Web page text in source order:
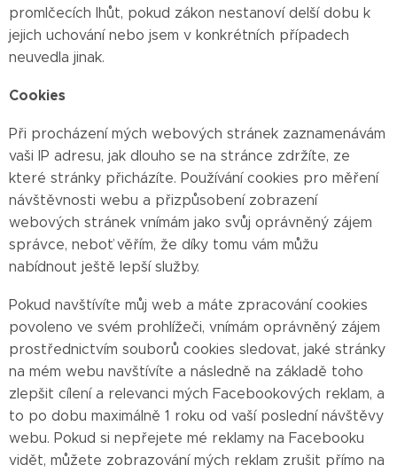
promlčecích lhůt, pokud zákon nestanoví delší dobu k
jejich uchování nebo jsem v konkrétních případech
neuvedla jinak.
Cookies
Při procházení mých webových stránek zaznamenávám
vaši IP adresu, jak dlouho se na stránce zdržíte, ze
které stránky přicházíte. Používání cookies pro měření
návštěvnosti webu a přizpůsobení zobrazení
webových stránek vnímám jako svůj oprávněný zájem
správce, neboť věřím, že díky tomu vám můžu
nabídnout ještě lepší služby.
Pokud navštívíte můj web a máte zpracování cookies
povoleno ve svém prohlížeči, vnímám oprávněný zájem
prostřednictvím souborů cookies sledovat, jaké stránky
na mém webu navštívíte a následně na základě toho
zlepšit cílení a relevanci mých Facebookových reklam, a
to po dobu maximálně 1 roku od vaší poslední návštěvy
webu. Pokud si nepřejete mé reklamy na Facebooku
vidět, můžete zobrazování mých reklam zrušit přímo na